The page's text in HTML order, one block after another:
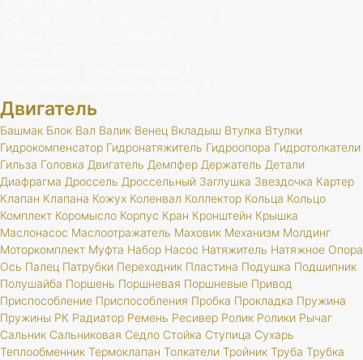
Двигатель
Башмак Блок Вал Валик Венец Вкладыш Втулка Втулки
Гидрокомпенсатор Гидронатяжитель Гидроопора Гидротолкатели
Гильза Головка Двигатель Демпфер Держатель Детали
Диафрагма Дроссель Дроссельный Заглушка Звездочка Картер
Клапан Клапана Кожух Коленвал Коллектор Кольца Кольцо
Комплект Коромысло Корпус Кран Кронштейн Крышка
Маслонасос Маслоотражатель Маховик Механизм Молдинг
Моторкомплект Муфта Набор Насос Натяжитель Натяжное Опора
Ось Палец Патрубки Переходник Пластина Подушка Подшипник
Полушайба Поршень Поршневая Поршневые Привод
Приспособление Приспособления Пробка Прокладка Пружина
Пружины РК Радиатор Ремень Ресивер Ролик Ролики Рычаг
Сальник Сальниковая Седло Стойка Ступица Сухарь
Теплообменник Термоклапан Толкатели Тройник Труба Трубка